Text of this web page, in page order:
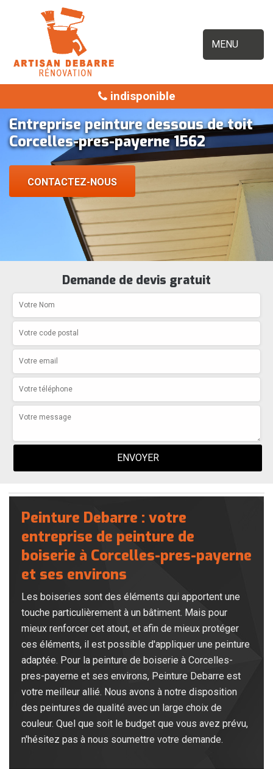
MENU
indisponible
Entreprise peinture dessous de toit
Corcelles-pres-payerne 1562
CONTACTEZ-NOUS
Demande de devis gratuit
Peinture Debarre : votre
entreprise de peinture de
boiserie à Corcelles-pres-payerne
et ses environs
Les boiseries sont des éléments qui apportent une
touche particulièrement à un bâtiment. Mais pour
mieux renforcer cet atout, et afin de mieux protéger
ces éléments, il est possible d'appliquer une peinture
adaptée. Pour la peinture de boiserie à Corcelles-
pres-payerne et ses environs, Peinture Debarre est
votre meilleur allié. Nous avons à notre disposition
des peintures de qualité avec un large choix de
couleur. Quel que soit le budget que vous avez prévu,
n'hésitez pas à nous soumettre votre demande.